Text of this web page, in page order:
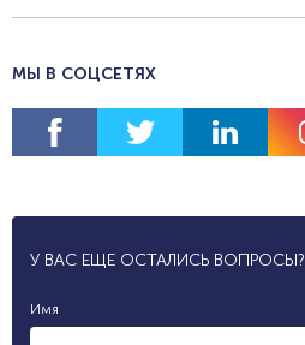
МЫ В СОЦСЕТЯХ
У ВАС ЕЩЕ ОСТАЛИСЬ ВОПРОСЫ?
Имя